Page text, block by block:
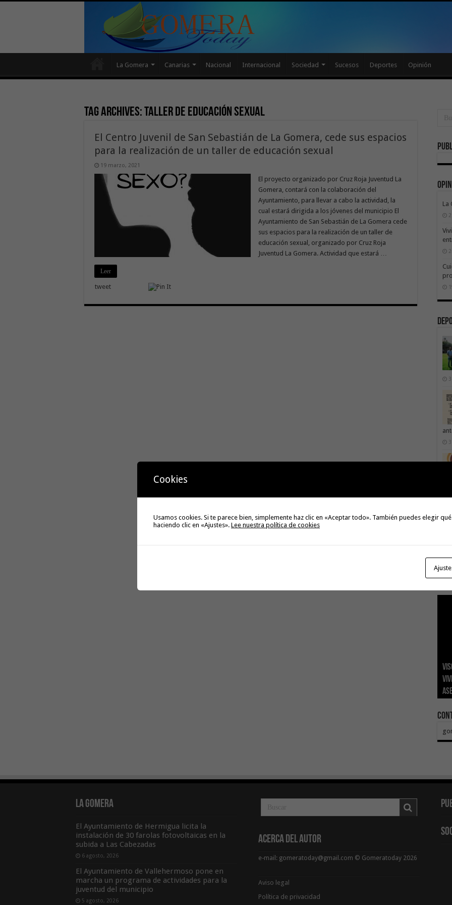
La Gomera Canarias Nacional Internacional Sociedad Sucesos Deportes Opinión
Tag Archives:taller de educación sexual
El Centro Juvenil de San Sebastián de La Gomera, cede sus espacios
para la realización de un taller de educación sexual
19 marzo, 2021
El proyecto organizado por Cruz Roja Juventud La
Gomera, contará con la colaboración del
Ayuntamiento, para llevar a cabo la actividad, la
cual estará dirigida a los jóvenes del municipio El
Ayuntamiento de San Sebastián de La Gomera cede
sus espacios para la realización de un taller de
educación sexual, organizado por Cruz Roja
Juventud La Gomera. Actividad que estará …
Leer
tweet
La
El
El
La
El
La Gomera
El Ayuntamiento de Hermigua licita la
instalación de 30 farolas fotovoltaicas en la
subida a Las Cabezadas
6 agosto, 2026
El Ayuntamiento de Vallehermoso pone en
marcha un programa de actividades para la
juventud del municipio
5 agosto, 2026
Acerca del Autor
e-mail: gomeratoday@gmail.com © Gomeratoday 2026
Aviso legal
Política de privacidad
Cookies
Usamos cookies. Si te parece bien, simplemente haz clic en «Aceptar todo». También puedes elegir
haciendo clic en «Ajustes». Lee nuestra política de cookies